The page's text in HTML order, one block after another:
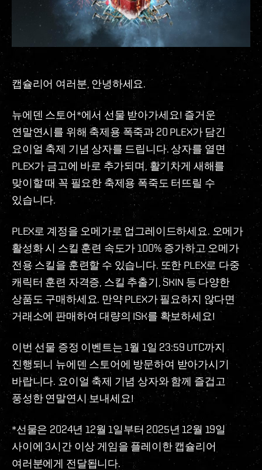
캡슐리어 여러분, 안녕하세요.
뉴에덴 스토어*에서 선물 받아가세요! 즐거운
연말연시를 위해 축제용 폭죽과 20 PLEX가 담긴
요이얼 축제 기념 상자를 드립니다. 상자를 열면
PLEX가 금고에 바로 추가되며, 활기차게 새해를
맞이할 때 꼭 필요한 축제용 폭죽도 터뜨릴 수
있습니다.
PLEX로 계정을 오메가로 업그레이드하세요. 오메가
활성화 시 스킬 훈련 속도가 100% 증가하고 오메가
전용 스킬을 훈련할 수 있습니다. 또한 PLEX로 다중
캐릭터 훈련 자격증, 스킬 추출기, SKIN 등 다양한
상품도 구매하세요. 만약 PLEX가 필요하지 않다면
거래소에 판매하여 대량의 ISK를 확보하세요!
이번 선물 증정 이벤트는 1월 1일 23:59 UTC까지
진행되니 뉴에덴 스토어에 방문하여 받아가시기
바랍니다. 요이얼 축제 기념 상자와 함께 즐겁고
풍성한 연말연시 보내세요!
*선물은 2024년 12월 1일부터 2025년 12월 19일
사이에 3시간 이상 게임을 플레이한 캡슐리어
여러분에게 전달됩니다.